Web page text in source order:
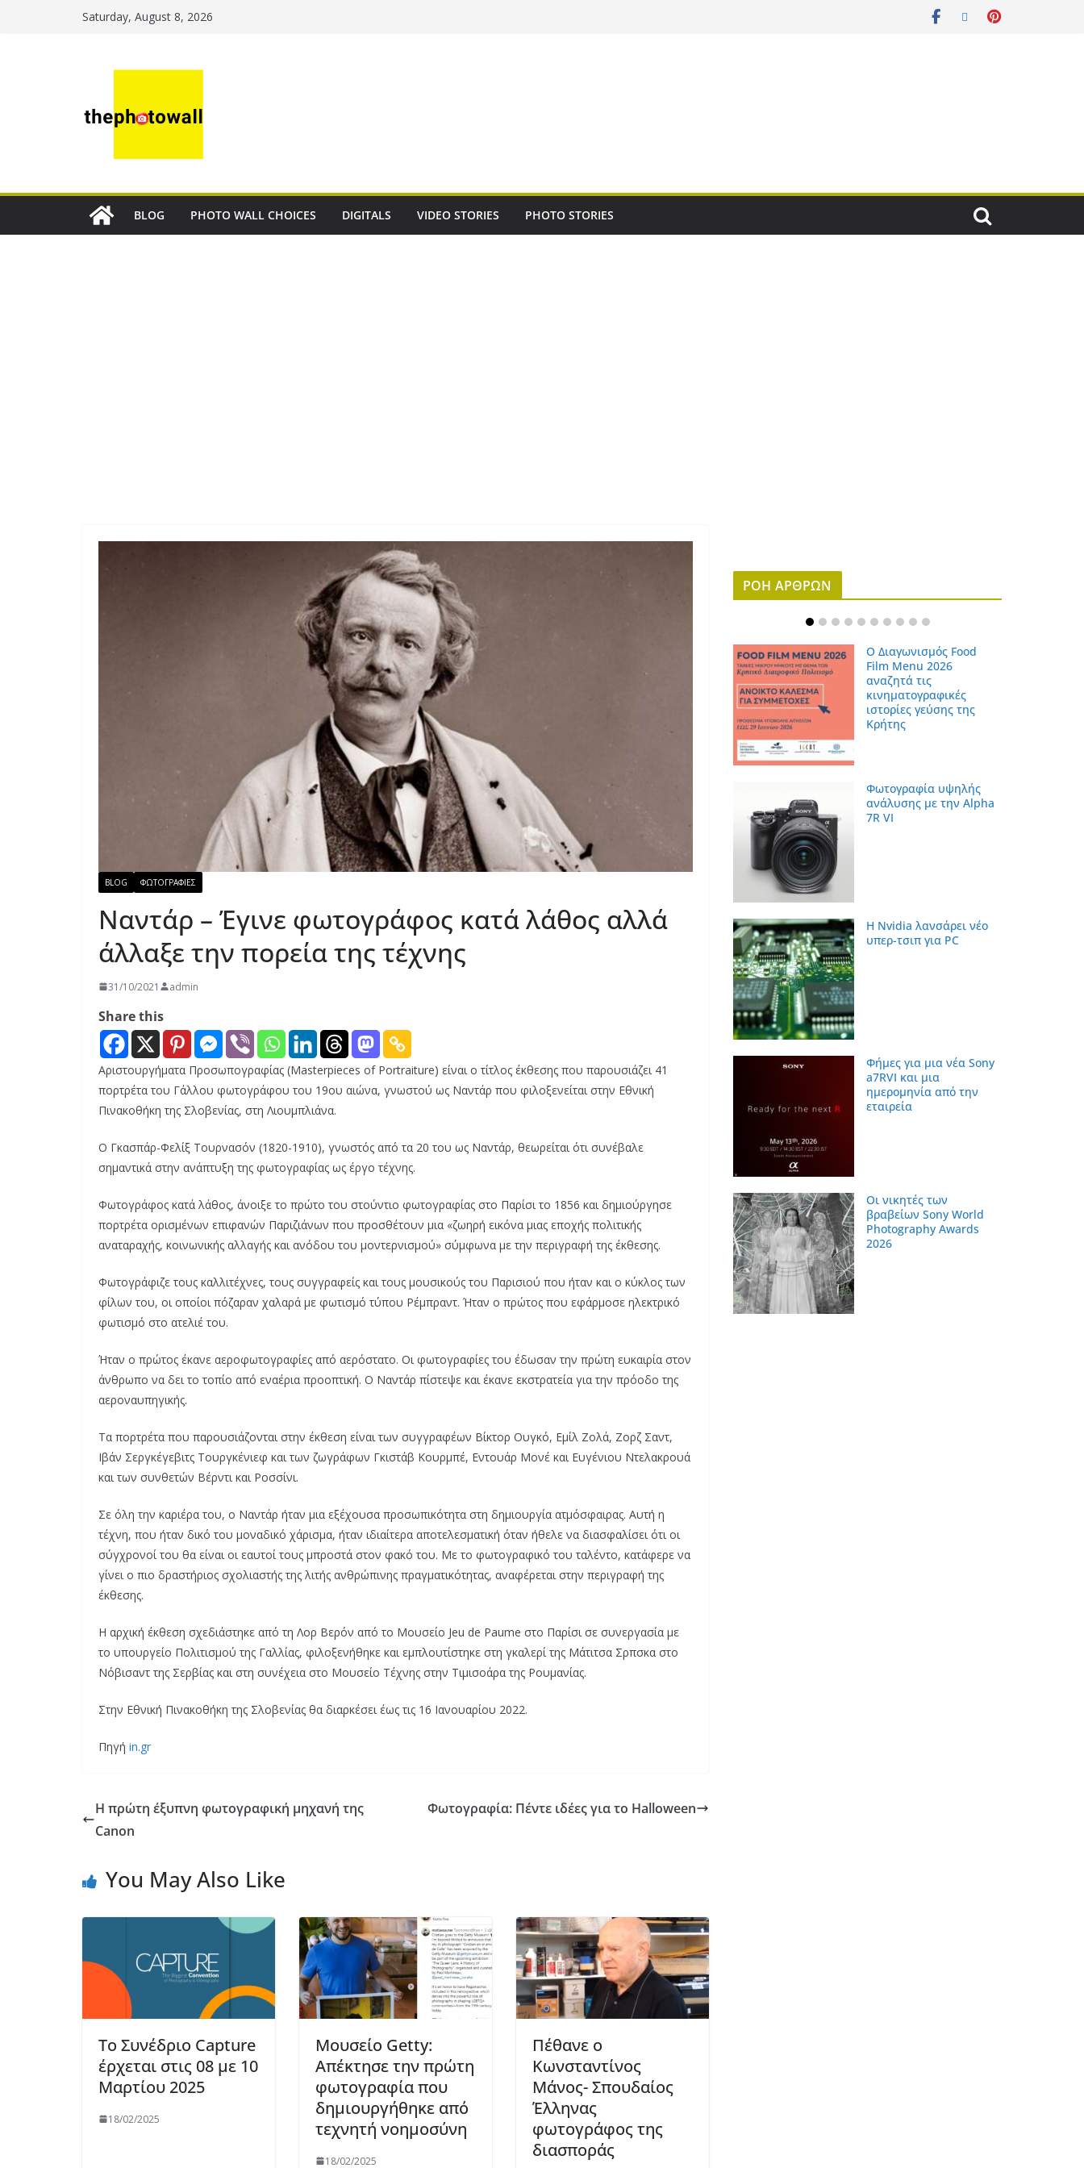
Saturday, August 8, 2026
BLOG PHOTO WALL CHOICES DIGITALS VIDEO STORIES PHOTO STORIES
BLOG ΦΩΤΟΓΡΑΦΙΕΣ
Ναντάρ – Έγινε φωτογράφος κατά λάθος αλλά
άλλαξε την πορεία της τέχνης
31/10/2021 admin
Share this
Αριστουργήματα Προσωπογραφίας (Masterpieces of Portraiture) είναι ο τίτλος έκθεσης που παρουσιάζει 41
πορτρέτα του Γάλλου φωτογράφου του 19ου αιώνα, γνωστού ως Ναντάρ που φιλοξενείται στην Εθνική
Πινακοθήκη της Σλοβενίας, στη Λιουμπλιάνα.
Ο Γκασπάρ-Φελίξ Τουρνασόν (1820-1910), γνωστός από τα 20 του ως Ναντάρ, θεωρείται ότι συνέβαλε
σημαντικά στην ανάπτυξη της φωτογραφίας ως έργο τέχνης.
Φωτογράφος κατά λάθος, άνοιξε το πρώτο του στούντιο φωτογραφίας στο Παρίσι το 1856 και δημιούργησε
πορτρέτα ορισμένων επιφανών Παριζιάνων που προσθέτουν μια «ζωηρή εικόνα μιας εποχής πολιτικής
αναταραχής, κοινωνικής αλλαγής και ανόδου του μοντερνισμού» σύμφωνα με την περιγραφή της έκθεσης.
Φωτογράφιζε τους καλλιτέχνες, τους συγγραφείς και τους μουσικούς του Παρισιού που ήταν και ο κύκλος των
φίλων του, οι οποίοι πόζαραν χαλαρά με φωτισμό τύπου Ρέμπραντ. Ήταν ο πρώτος που εφάρμοσε ηλεκτρικό
φωτισμό στο ατελιέ του.
Ήταν ο πρώτος έκανε αεροφωτογραφίες από αερόστατο. Οι φωτογραφίες του έδωσαν την πρώτη ευκαιρία στον
άνθρωπο να δει το τοπίο από εναέρια προοπτική. Ο Ναντάρ πίστεψε και έκανε εκστρατεία για την πρόοδο της
αεροναυπηγικής.
Τα πορτρέτα που παρουσιάζονται στην έκθεση είναι των συγγραφέων Βίκτορ Ουγκό, Εμίλ Ζολά, Ζορζ Σαντ,
Ιβάν Σεργκέγεβιτς Τουργκένιεφ και των ζωγράφων Γκιστάβ Κουρμπέ, Εντουάρ Μονέ και Ευγένιου Ντελακρουά
και των συνθετών Βέρντι και Ροσσίνι.
Σε όλη την καριέρα του, ο Ναντάρ ήταν μια εξέχουσα προσωπικότητα στη δημιουργία ατμόσφαιρας. Αυτή η
τέχνη, που ήταν δικό του μοναδικό χάρισμα, ήταν ιδιαίτερα αποτελεσματική όταν ήθελε να διασφαλίσει ότι οι
σύγχρονοί του θα είναι οι εαυτοί τους μπροστά στον φακό του. Με το φωτογραφικό του ταλέντο, κατάφερε να
γίνει ο πιο δραστήριος σχολιαστής της λιτής ανθρώπινης πραγματικότητας, αναφέρεται στην περιγραφή της
έκθεσης.
Η αρχική έκθεση σχεδιάστηκε από τη Λορ Βερόν από το Μουσείο Jeu de Paume στο Παρίσι σε συνεργασία με
το υπουργείο Πολιτισμού της Γαλλίας, φιλοξενήθηκε και εμπλουτίστηκε στη γκαλερί της Μάτιτσα Σρπσκα στο
Νόβισαντ της Σερβίας και στη συνέχεια στο Μουσείο Τέχνης στην Τιμισοάρα της Ρουμανίας.
Στην Εθνική Πινακοθήκη της Σλοβενίας θα διαρκέσει έως τις 16 Ιανουαρίου 2022.
Πηγή in.gr
Η πρώτη έξυπνη φωτογραφική μηχανή της
Canon
Φωτογραφία: Πέντε ιδέες για το Halloween
You May Also Like
Το Συνέδριο Capture
έρχεται στις 08 με 10
Μαρτίου 2025
18/02/2025
Μουσείο Getty:
Απέκτησε την πρώτη
φωτογραφία που
δημιουργήθηκε από
τεχνητή νοημοσύνη
18/02/2025
Πέθανε ο
Κωνσταντίνος
Μάνος- Σπουδαίος
Έλληνας
φωτογράφος της
διασποράς
ΡΟΗ ΑΡΘΡΩΝ
Ο Διαγωνισμός Food
Film Menu 2026
αναζητά τις
κινηματογραφικές
ιστορίες γεύσης της
Κρήτης
Φωτογραφία υψηλής
ανάλυσης με την Alpha
7R VI
Η Nvidia λανσάρει νέο
υπερ-τσιπ για PC
Φήμες για μια νέα Sony
a7RVI και μια
ημερομηνία από την
εταιρεία
Οι νικητές των
βραβείων Sony World
Photography Awards
2026